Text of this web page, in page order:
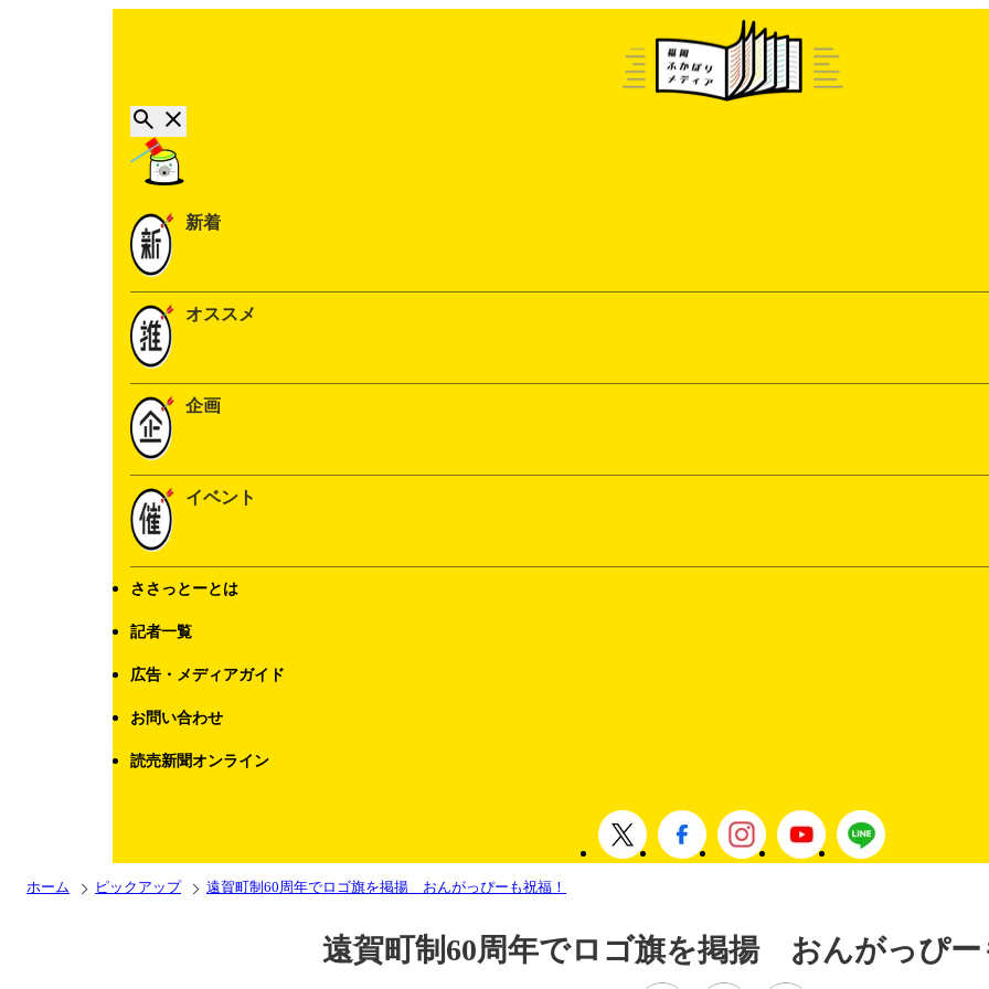
新着
オススメ
企画
イベント
ささっとーとは
記者一覧
広告・メディアガイド
お問い合わせ
読売新聞オンライン
ホーム ピックアップ 遠賀町制60周年でロゴ旗を掲揚 おんがっぴーも祝福！
遠賀町制60周年でロゴ旗を掲揚 おんがっぴー